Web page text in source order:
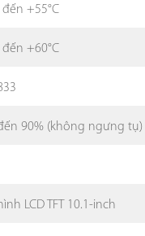
đến +55°C
đến +60°C
90% (không ngưng tụ)
LCD TFT 10.1-inch